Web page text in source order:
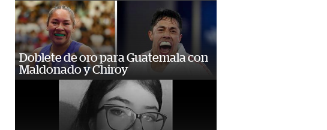
Doblete de oro para Guatemala con
Maldonado y Chiroy